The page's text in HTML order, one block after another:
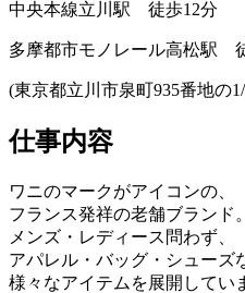
中央本線立川駅 徒歩12分
多摩都市モノレール高松駅
(東京都立川市泉町935番地の
仕事内容
ワニのマークがアイコンの、
フランス発祥の老舗ブランド。
メンズ・レディース問わず、
アパレル・バッグ・シューズ
様々なアイテムを展開して